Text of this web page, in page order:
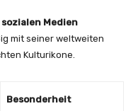
sozialen Medien
mit seiner weltweiten
Kulturikone.
Besonderheit